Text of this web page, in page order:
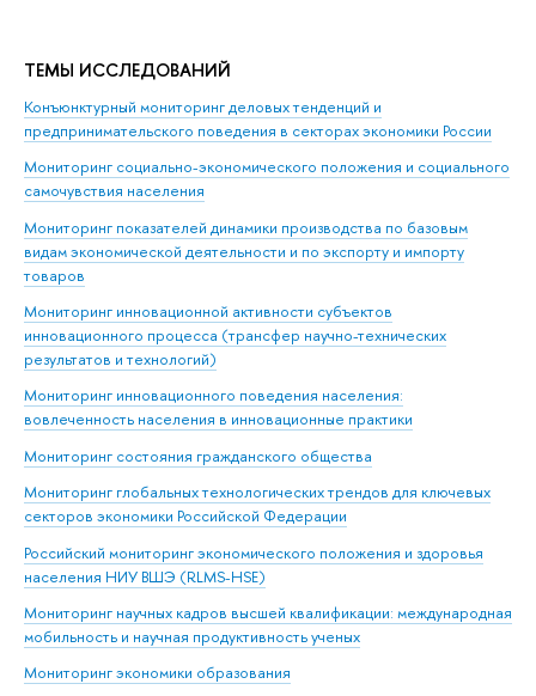
ТЕМЫ ИССЛЕДОВАНИЙ
Конъюнктурный мониторинг деловых тенденций и
предпринимательского поведения в секторах экономики России
Мониторинг социально-экономического положения и социального
самочувствия населения
Мониторинг показателей динамики производства по базовым
видам экономической деятельности и по экспорту и импорту
товаров
Мониторинг инновационной активности субъектов
инновационного процесса (трансфер научно-технических
результатов и технологий)
Мониторинг инновационного поведения населения:
вовлеченность населения в инновационные практики
Мониторинг состояния гражданского общества
Мониторинг глобальных технологических трендов для ключевых
секторов экономики Российской Федерации
Российский мониторинг экономического положения и здоровья
населения НИУ ВШЭ (RLMS-HSE)
Мониторинг научных кадров высшей квалификации: международная
мобильность и научная продуктивность ученых
Мониторинг экономики образования